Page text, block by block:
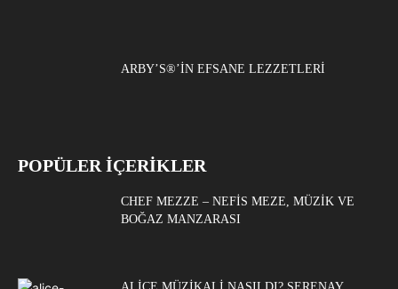
ARBY’S®’IN EFSANE LEZZETLERI
POPÜLER İÇERİKLER
CHEF MEZZE – NEFIS MEZE, MÜZIK VE
BOĞAZ MANZARASI